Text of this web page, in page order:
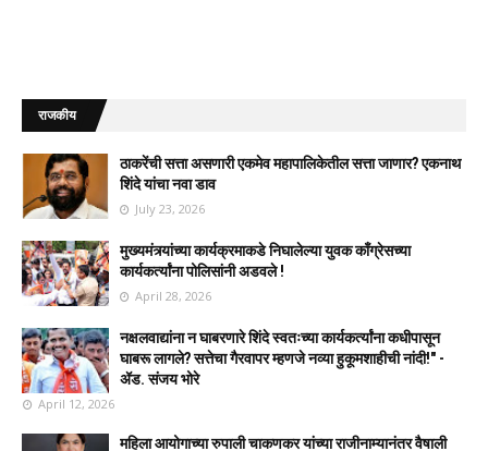
राजकीय
ठाकरेंची सत्ता असणारी एकमेव महापालिकेतील सत्ता जाणार? एकनाथ
शिंदे यांचा नवा डाव
July 23, 2026
मुख्यमंत्र्यांच्या कार्यक्रमाकडे निघालेल्या युवक काँग्रेसच्या
कार्यकर्त्यांना पोलिसांनी अडवले !
April 28, 2026
नक्षलवाद्यांना न घाबरणारे शिंदे स्वतःच्या कार्यकर्त्यांना कधीपासून
घाबरू लागले? सत्तेचा गैरवापर म्हणजे नव्या हुकूमशाहीची नांदी!" -
ॲड. संजय भोरे
April 12, 2026
महिला आयोगाच्या रुपाली चाकणकर यांच्या राजीनाम्यानंतर वैषाली